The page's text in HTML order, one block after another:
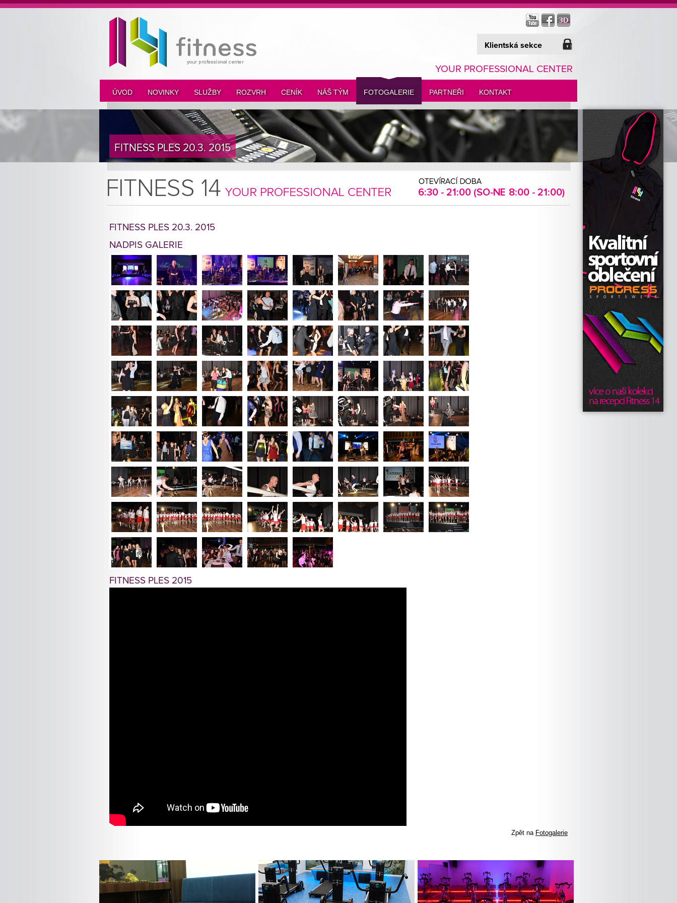
Klientská sekce
YOUR PROFESSIONAL CENTER
ÚVOD NOVINKY SLUŽBY ROZVRH CENÍK NÁŠ TÝM FOTOGALERIE PARTNEŘI KONTAKT
FITNESS PLES 20.3. 2015
FITNESS PLES 20.3. 2015
NADPIS GALERIE
FITNESS PLES 2015
Zpět na Fotogalerie